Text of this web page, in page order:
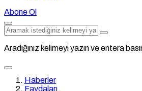
Abone Ol
Aradığınız kelimeyi yazın ve entera
Haberler
Faydaları